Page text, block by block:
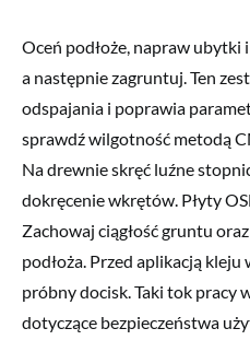
Oceń podłoże, napraw
a następnie zagruntuj. Ten
odspajania i poprawia
sprawdź wilgotność metodą
Na drewnie skręć luźne
dokręcenie wkrętów. Płyty
Zachowaj ciągłość gruntu
podłoża. Przed aplikacją
próbny docisk. Taki tok pracy
dotyczące bezpieczeństwa